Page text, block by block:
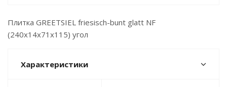
Плитка GREETSIEL friesisch-bunt glatt NF
(240x14x71х115) угол
Характеристики